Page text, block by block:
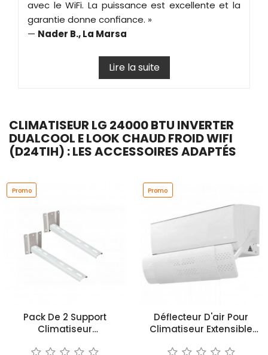
avec le WiFi. La puissance est excellente et la
garantie donne confiance. »
— Nader B., La Marsa
Lire la suite
CLIMATISEUR LG 24000 BTU INVERTER
DUALCOOL E LOOK CHAUD FROID WIFI
(D24TIH) : LES ACCESSOIRES ADAPTÉS
Promo
Pack De 2 Support
Climatiseur
Promo
Déflecteur D'air Pour
Climatiseur Extensible